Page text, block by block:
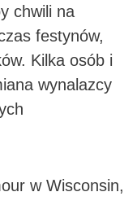
chwili na
festynów,
Kilka osób i
wynalazcy
w Wisconsin,